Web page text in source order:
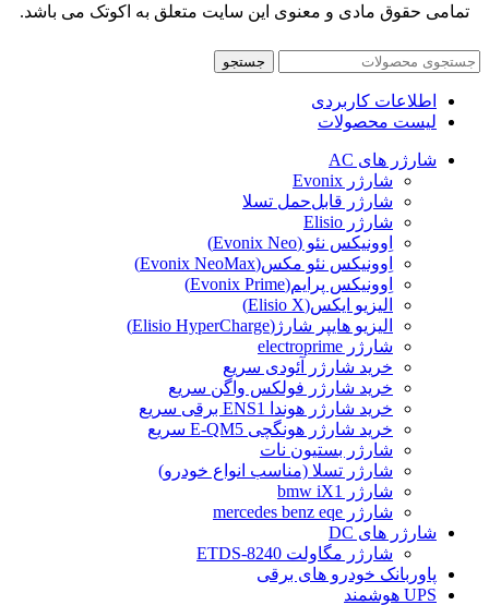
تمامی حقوق مادی و معنوی این سایت متعلق به اکوتک می باشد.
جستجو
اطلاعات کاربردی
لیست محصولات
شارژر های AC
شارژر Evonix
شارژر قابل‌حمل تسلا
شارژر Elisio
اِوونیکس نئو (Evonix Neo)
اِوونیکس نئو مکس(Evonix NeoMax)
اِوونیکس پرایم(Evonix Prime)
الیزیو ایکس(Elisio X)
الیزیو هایپر شارژ(Elisio HyperCharge)
شارژر electroprime
خرید شارژر آئودی سریع
خرید شارژر فولکس واگن سریع
خرید شارژر هوندا ENS1 برقی سریع
خرید شارژر هونگچی E-QM5 سریع
شارژر بستیون نات
شارژر تسلا (مناسب انواع خودرو)
شارژر bmw iX1
شارژر mercedes benz eqe
شارژر های DC
شارژر مگاولت ETDS-8240
پاوربانک خودرو های برقی
UPS هوشمند